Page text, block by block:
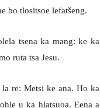
bo tlositsoe lefatšeng.
tsena ka mang: ke ka
ruta tsa Jesu.
la re: Metsi ke ana. Ho ka
u ka hlatsuoa. Eena a